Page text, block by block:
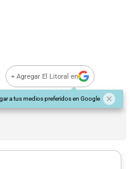
+ Agregar El Litoral en
a tus medios preferidos en Google